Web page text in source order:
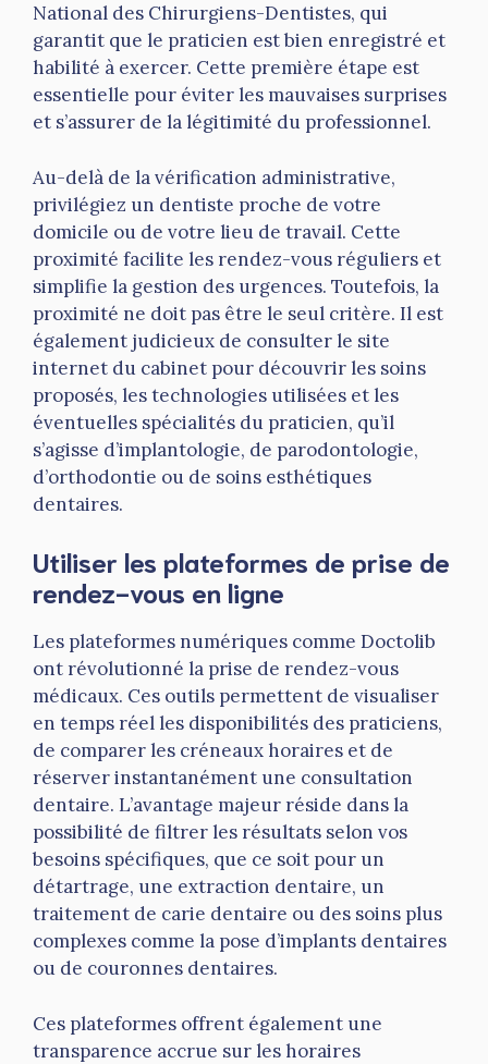
National des Chirurgiens-Dentistes, qui
garantit que le praticien est bien enregistré et
habilité à exercer. Cette première étape est
essentielle pour éviter les mauvaises surprises
et s’assurer de la légitimité du professionnel.
Au-delà de la vérification administrative,
privilégiez un dentiste proche de votre
domicile ou de votre lieu de travail. Cette
proximité facilite les rendez-vous réguliers et
simplifie la gestion des urgences. Toutefois, la
proximité ne doit pas être le seul critère. Il est
également judicieux de consulter le site
internet du cabinet pour découvrir les soins
proposés, les technologies utilisées et les
éventuelles spécialités du praticien, qu’il
s’agisse d’implantologie, de parodontologie,
d’orthodontie ou de soins esthétiques
dentaires.
Utiliser les plateformes de prise de
rendez-vous en ligne
Les plateformes numériques comme Doctolib
ont révolutionné la prise de rendez-vous
médicaux. Ces outils permettent de visualiser
en temps réel les disponibilités des praticiens,
de comparer les créneaux horaires et de
réserver instantanément une consultation
dentaire. L’avantage majeur réside dans la
possibilité de filtrer les résultats selon vos
besoins spécifiques, que ce soit pour un
détartrage, une extraction dentaire, un
traitement de carie dentaire ou des soins plus
complexes comme la pose d’implants dentaires
ou de couronnes dentaires.
Ces plateformes offrent également une
transparence accrue sur les horaires